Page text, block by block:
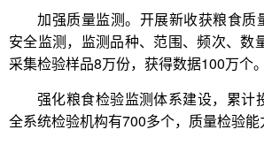
加强质量监测。开展新收获粮食质
安全监测，监测品种、范围、频次、数
采集检验样品8万份，获得数据100万个。
强化粮食检验监测体系建设，累计
全系统检验机构有700多个，质量检验能